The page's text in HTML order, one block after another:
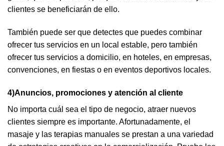
clientes se beneficiarán de ello.
También puede ser que detectes que puedes combinar
ofrecer tus servicios en un local estable, pero también
ofrecer tus servicios a domicilio, en hoteles, en empresas,
convenciones, en fiestas o en eventos deportivos locales.
4)Anuncios, promociones y atención al cliente
No importa cuál sea el tipo de negocio, atraer nuevos
clientes siempre es importante. Afortunadamente, el
masaje y las terapias manuales se prestan a una variedad